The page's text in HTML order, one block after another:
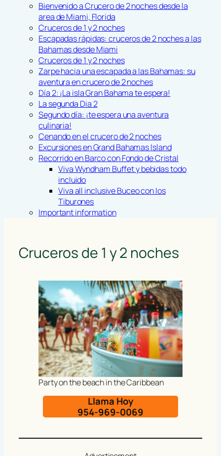
Bienvenido a Crucero de 2 noches desde la
area de Miami, Florida
Cruceros de 1 y 2 noches
Escapadas rápidas: cruceros de 2 noches a las
Bahamas desde Miami
Cruceros de 1 y 2 noches
Zarpe hacia una escapada a las Bahamas: su
aventura en crucero de 2 noches
Día 2: ¡La isla Gran Bahama te espera!
La segunda Dia 2
Segundo día: ¡te espera una aventura
culinaria!
Cenando en el crucero de 2 noches
Excursiones en Grand Bahamas Island
Recorrido en Barco con Fondo de Cristal
Viva Wyndham Buffet y bebidas todo
incluido
Viva all inclusive Buceo con los
Tiburones
Important information
Cruceros de 1 y 2 noches
Party on the beach in the Caribbean
Llama Hoy
954-969-0069